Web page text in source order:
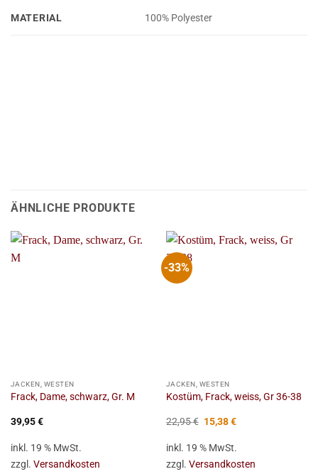
MATERIAL 100% Polyester
ÄHNLICHE PRODUKTE
JACKEN, WESTEN
Frack, Dame, schwarz, Gr. M
39,95€
inkl. 19 % MwSt.
zzgl. Versandkosten
-33%
JACKEN, WESTEN
Kostüm, Frack, weiss, Gr 36-38
22,95€ Ursprünglicher
Preis
22,95 €
15,38€Aktueller
15,38 €.
inkl. 19 % MwSt.
zzgl. Versandkosten